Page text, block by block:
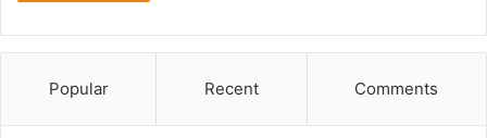
Popular Recent Comments